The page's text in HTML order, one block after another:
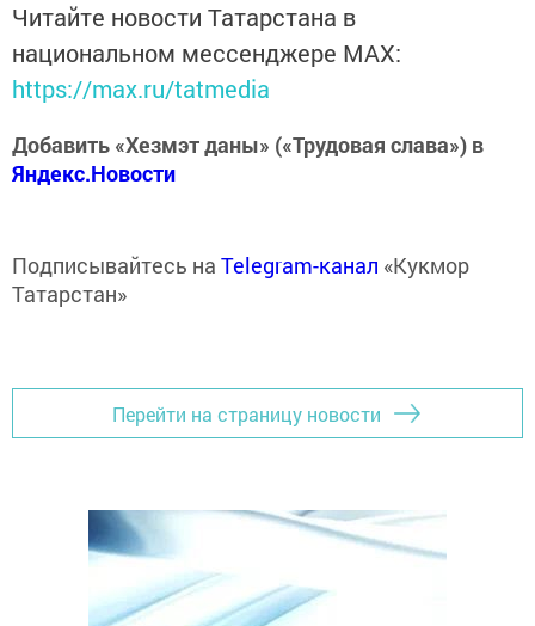
Читайте новости Татарстана в
национальном мессенджере MАХ:
https://max.ru/tatmedia
Добавить «Хезмэт даны» («Трудовая слава») в
Яндекс.Новости
Подписывайтесь на Telegram-канал «Кукмор
Татарстан»
Перейти на страницу новости